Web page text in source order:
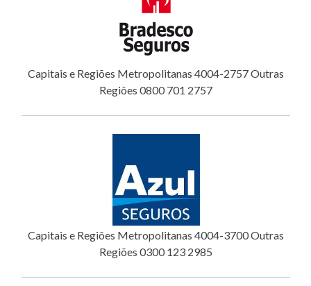
Capitais e Regiões Metropolitanas 4004-2757 Outras
Regiões 0800 701 2757
Capitais e Regiões Metropolitanas 4004-3700 Outras
Regiões 0300 123 2985